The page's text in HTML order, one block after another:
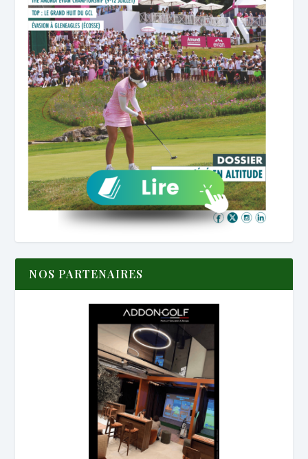
NOS PARTENAIRES